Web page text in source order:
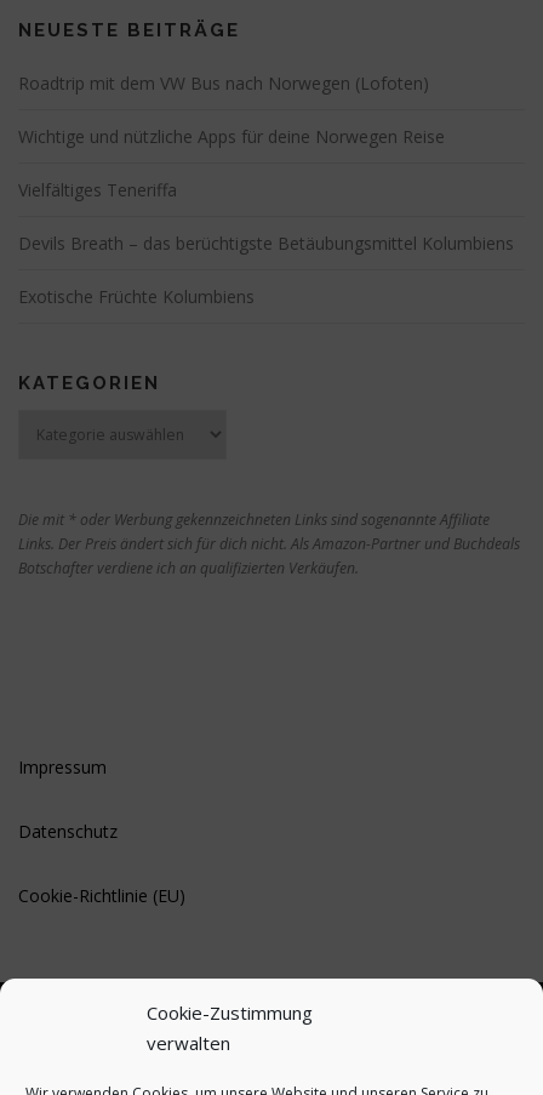
Cookie-Zustimmung
verwalten
NEUESTE BEITRÄGE
Roadtrip mit dem VW Bus nach Norwegen (Lofoten)
Wichtige und nützliche Apps für deine Norwegen Reise
Vielfältiges Teneriffa
Devils Breath – das berüchtigste Betäubungsmittel Kolumbiens
Exotische Früchte Kolumbiens
KATEGORIEN
Die mit * oder Werbung gekennzeichneten Links sind sogenannte Affiliate
Links. Der Preis ändert sich für dich nicht. Als Amazon-Partner und Buchdeals
Botschafter verdiene ich an qualifizierten Verkäufen.
Impressum
Datenschutz
Cookie-Richtlinie (EU)